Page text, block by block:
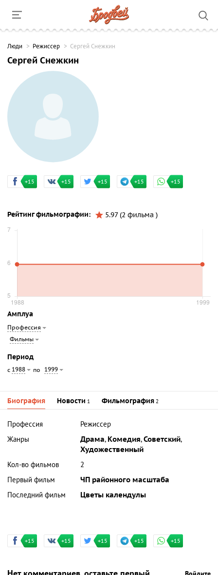
Люди Режиссер Сергей Снежкин
Сергей Снежкин
+15 +15 +15 +15 +15
Рейтинг фильмографии: 5.97 (2 фильма )
Амплуа
Профессия
Фильмы
Период
с 1988 по 1999
Биография Новости 1 Фильмография 2
Профессия
Режиссер
Жанры
Драма, Комедия,Советский,
Художественный
Кол-во фильмов
2
Первый фильм
ЧП районного масштаба
Последний фильм
Цветы календулы
+15 +15 +15 +15 +15